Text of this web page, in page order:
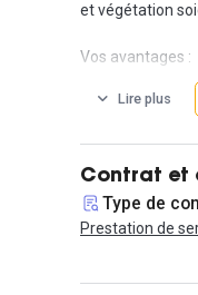
et végétation
Vos avantages :
Accès à un
Espaces
Salles de
Services inclus :
Lire plus
Contrat et
Type de
Prestation de